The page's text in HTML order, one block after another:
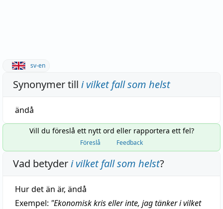
sv-en
Synonymer till i vilket fall som helst
ändå
Vill du föreslå ett nytt ord eller rapportera ett fel?
Föreslå Feedback
Vad betyderi vilket fall som helst?
Hur det än är, ändå
Exempel: "Ekonomisk kris eller inte, jag tänker i vilket